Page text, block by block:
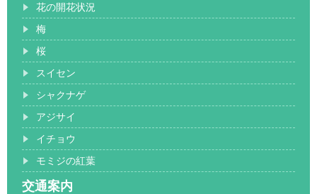
花の開花状況
梅
桜
スイセン
シャクナゲ
アジサイ
イチョウ
モミジの紅葉
交通案内